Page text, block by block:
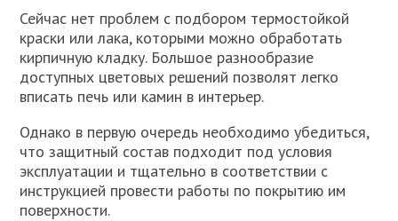
Сейчас нет проблем с подбором термостойкой
краски или лака, которыми можно обработать
кирпичную кладку. Большое разнообразие
доступных цветовых решений позволят легко
вписать печь или камин в интерьер.
Однако в первую очередь необходимо убедиться,
что защитный состав подходит под условия
эксплуатации и тщательно в соответствии с
инструкцией провести работы по покрытию им
поверхности.